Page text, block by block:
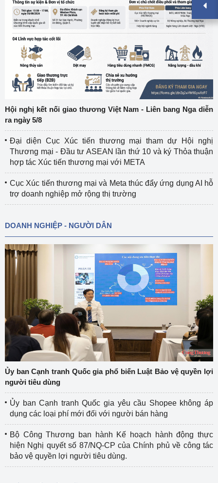
Hội nghị kết nối giao thương Việt Nam - Liên bang Nga diễn
ra ngày 5/8
Đại diện Cục Xúc tiến thương mại tham dự Hội nghị
Thương mại - Đầu tư ASEAN lần thứ 10 và ký Thỏa thuận
hợp tác Xúc tiến thương mại với META
Cục Xúc tiến thương mại và Meta thúc đẩy ứng dụng AI hỗ
trợ doanh nghiệp mở rộng thị trường
DOANH NGHIỆP - NGƯỜI DÂN
Ủy ban Cạnh tranh Quốc gia phổ biến Luật Bảo vệ quyền lợi
người tiêu dùng
Ủy ban Cạnh tranh Quốc gia yêu cầu Shopee không áp
dụng các loại phí mới đối với người bán hàng
Bộ Công Thương ban hành Kế hoạch hành động thực
hiện Nghị quyết số 87/NQ-CP của Chính phủ về công tác
bảo vệ quyền lợi người tiêu dùng.